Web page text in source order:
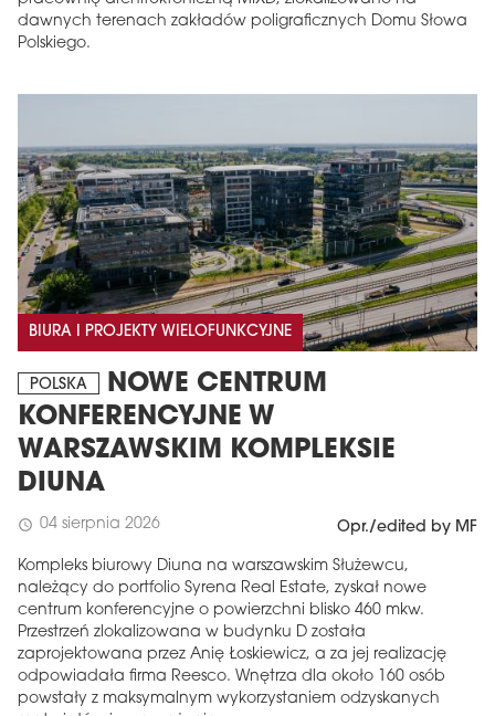
dawnych terenach zakładów poligraficznych Domu Słowa
Polskiego.
BIURA I PROJEKTY WIELOFUNKCYJNE
POLSKA
NOWE CENTRUM
KONFERENCYJNE W
WARSZAWSKIM KOMPLEKSIE
DIUNA
schedule 04 sierpnia 2026 Opr./edited by MF
Kompleks biurowy Diuna na warszawskim Służewcu,
należący do portfolio Syrena Real Estate, zyskał nowe
centrum konferencyjne o powierzchni blisko 460 mkw.
Przestrzeń zlokalizowana w budynku D została
zaprojektowana przez Anię Łoskiewicz, a za jej realizację
odpowiadała firma Reesco. Wnętrza dla około 160 osób
powstały z maksymalnym wykorzystaniem odzyskanych